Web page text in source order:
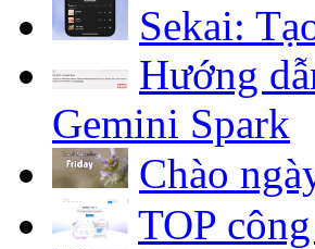
Sekai:
Hướng
Gemini Spark
Chào
TOP